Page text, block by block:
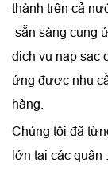
thành trên cả
sẵn sàng cung
dịch vụ nạp sạc
ứng được nhu
hàng.
Chúng tôi đã
lớn tại các quận